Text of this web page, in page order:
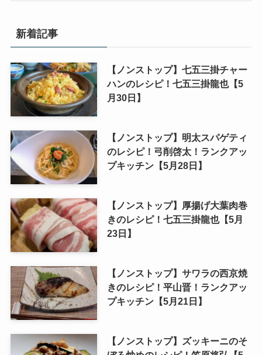
新着記事
【ノンストップ】七五三掛チャー
ハンのレシピ！七五三掛龍也【5
月30日】
【ノンストップ】明太スパゲティ
のレシピ！弓削啓太！ランクアッ
プキッチン【5月28日】
【ノンストップ】厚揚げ大葉肉巻
きのレシピ！七五三掛龍也【5月
23日】
【ノンストップ】サワラの西京焼
きのレシピ！平山晋！ランクアッ
プキッチン【5月21日】
【ノンストップ】ズッキーニのそ